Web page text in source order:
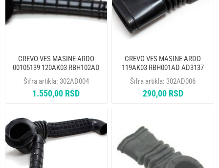
CREVO VES MASINE ARDO
00105139 120AK03 RBH102AD
AD3130 402010500
Šifra artikla: 302AD004
1.550,00 RSD
CREVO VES MASINE ARDO
119AK03 RBH001AD AD3137
Šifra artikla: 302AD006
290,00 RSD